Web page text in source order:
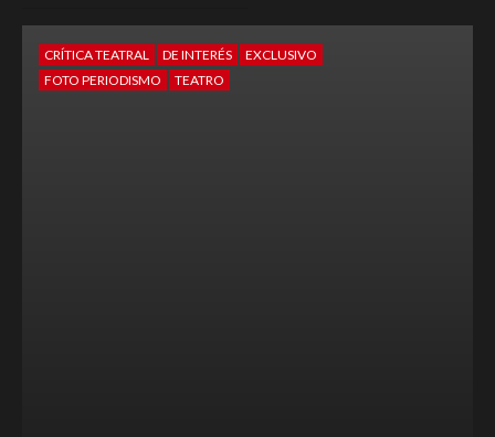
CRÍTICA TEATRAL DE INTERÉS
FOTO PERIODISMO
TEATRO